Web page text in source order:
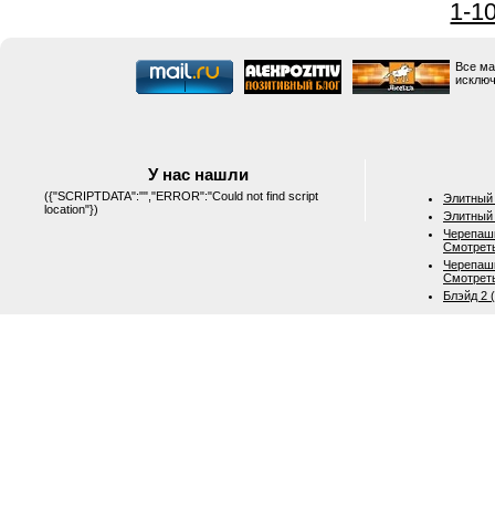
1-
Все
У нас нашли
({"SCRIPTDATA":"","ERROR":"Could not find script
location"})
Элитный
Элитный
Блэйд 2